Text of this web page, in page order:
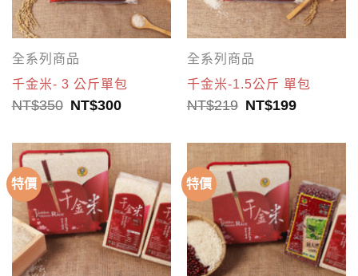
全系列商品
千金米- 3 公斤單包
NT$350 NT$300
全系列商品
千金米-1.5公斤 單包
NT$219 NT$199
特價 特價